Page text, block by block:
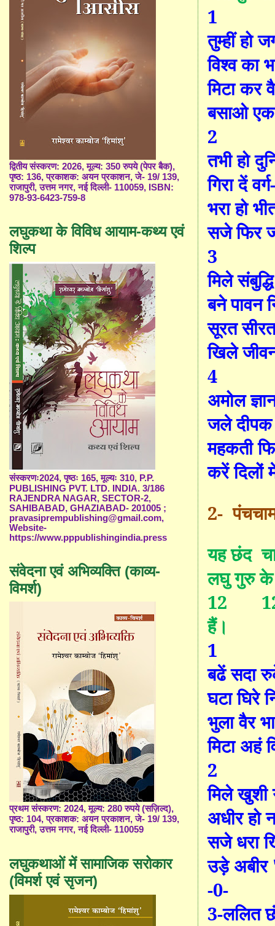
1
तुम्हीं हो
विश्व का
मिटा कर
बसाओ
2
तभी हो
गिरा दें
भरा हो
सजे फिर
3
मिले
बने पावन
सूरत
खिले
4
अमोल
जले
महकती
करें दिलों
2-
यह छंद
लघु गुरु के
12
हैं।
1
बढें सदा
घटा घिरे
भुला वैर
मिटा अहं
2
मिले खुशी
अधीर हो
सजे धरा
उड़े अबीर
-0-
3-ललित
द्वितीय संस्करण: 2026, मूल्य: 350 रुपये (पेपर बैक),
पृष्ठ: 136, प्रकाशक: अयन प्रकाशन, जे- 19/ 139,
राजापुरी, उत्तम नगर, नई दिल्ली- 110059, ISBN:
978-93-6423-759-8
लघुकथा के विविध आयाम-कथ्य एवं
शिल्प
संस्करणः2024, पृष्ठः 165, मूल्यः 310, P.P.
PUBLISHING PVT. LTD. INDIA. 3/186
RAJENDRA NAGAR, SECTOR-2,
SAHIBABAD, GHAZIABAD- 201005 ;
pravasiprempublishing@gmail.com,
Website-
https://www.pppublishingindia.press
संवेदना एवं अभिव्यक्ति (काव्य-
विमर्श)
प्रथम संस्करण: 2024, मूल्य: 280 रुपये (सज़िल्द),
पृष्ठ: 104, प्रकाशक: अयन प्रकाशन, जे- 19/ 139,
राजापुरी, उत्तम नगर, नई दिल्ली- 110059
लघुकथाओं में सामाजिक सरोकार
(विमर्श एवं सृजन)